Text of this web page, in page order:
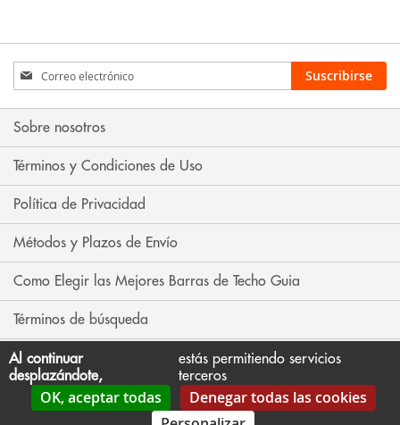
Inscríbase
a
nuestro
boletín
noticias:
Suscribirse
Sobre nosotros
Términos y Condiciones de Uso
Política de Privacidad
Métodos y Plazos de Envío
Como Elegir las Mejores Barras de Techo Guia
Términos de búsqueda
Búsqueda avanzada
Contáctenos
Al continuar
desplazándote,
estás permitiendo servicios
terceros
OK, aceptar todas
Denegar todas las cookies